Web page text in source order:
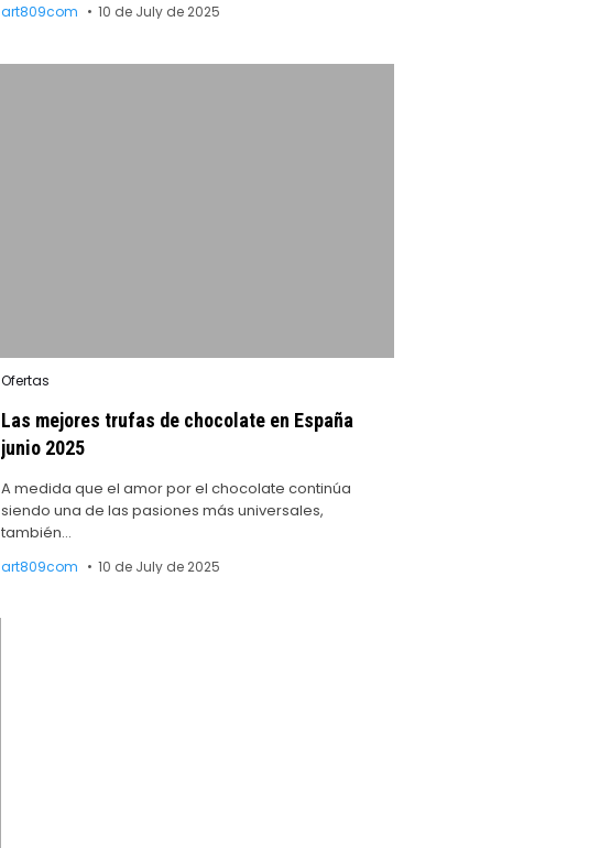
art809com 10 de July de 2025
Posted
Ofertas
Las mejores trufas de chocolate en España
junio 2025
A medida que el amor por el chocolate continúa
siendo una de las pasiones más universales,
también…
art809com 10 de July de 2025